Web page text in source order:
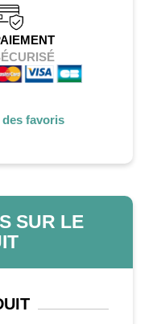
favoris
SUR LE